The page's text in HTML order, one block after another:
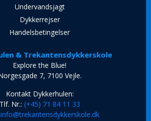
Undervandsjagt
Dykkerrejser
Handelsbetingelser
& Trekantensdykkerskole
Explore the Blue!
7, 7100 Vejle.
Kontakt Dykkerhulen:
Tlf. Nr.: (+45) 71 84 11 33
info@trekantensdykkerskole.dk